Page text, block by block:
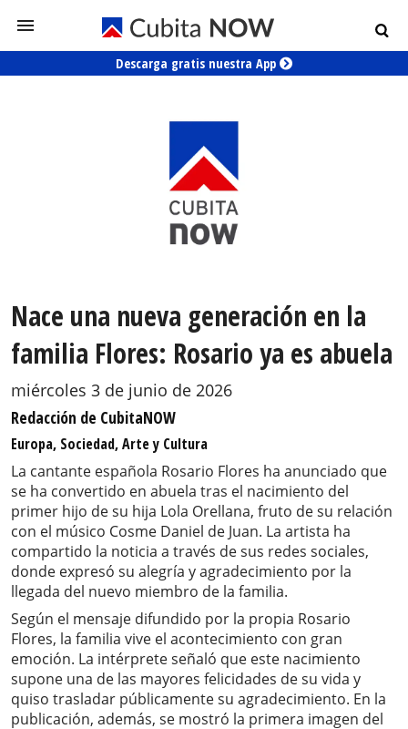
Descarga gratis nuestra App
Nace una nueva generación en la
familia Flores: Rosario ya es abuela
miércoles 3 de junio de 2026
Redacción de CubitaNOW
Europa, Sociedad, Arte y Cultura
La cantante española Rosario Flores ha anunciado que
se ha convertido en abuela tras el nacimiento del
primer hijo de su hija Lola Orellana, fruto de su relación
con el músico Cosme Daniel de Juan. La artista ha
compartido la noticia a través de sus redes sociales,
donde expresó su alegría y agradecimiento por la
llegada del nuevo miembro de la familia.
Según el mensaje difundido por la propia Rosario
Flores, la familia vive el acontecimiento con gran
emoción. La intérprete señaló que este nacimiento
supone una de las mayores felicidades de su vida y
quiso trasladar públicamente su agradecimiento. En la
publicación, además, se mostró la primera imagen del